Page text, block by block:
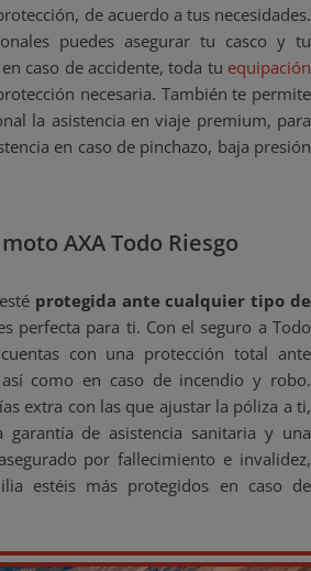
de acuerdo a tus necesidades.
puedes asegurar tu casco y tu
caso de accidente, toda tu equipación
necesaria. También te permite
la asistencia en viaje premium, para
en caso de pinchazo, baja presión
AXA Todo Riesgo
protegida ante cualquier tipo de
perfecta para ti. Con el seguro a Todo
con una protección total ante
así como en caso de incendio y robo.
extra con las que ajustar la póliza a ti,
de asistencia sanitaria y una
por fallecimiento e invalidez,
estéis más protegidos en caso de